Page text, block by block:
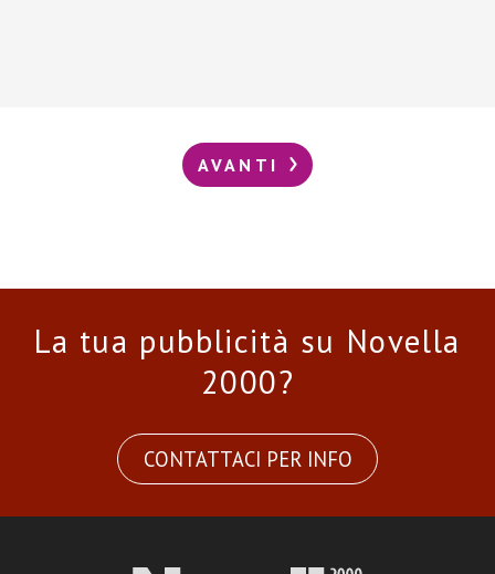
AVANTI
La tua pubblicità su Novella
2000?
CONTATTACI PER INFO